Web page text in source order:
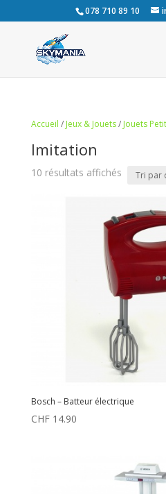
078 710 89 10
Accueil / Jeux & Jouets/ Jouets
Imitation
10 résultats affichés
Bosch – Batteur électrique
CHF14.90